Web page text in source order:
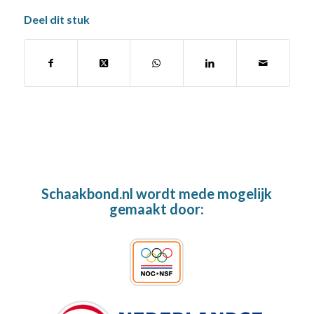
Deel dit stuk
Schaakbond.nl wordt mede mogelijk
gemaakt door: